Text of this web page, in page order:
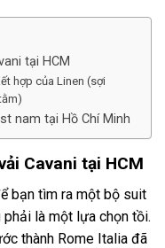
tại HCM
hợp của Linen (sợi
nam tại Hồ Chí Minh
Cavani tại HCM
bạn tìm ra một bộ suit
là một lựa chọn tồi.
thành Rome Italia đã